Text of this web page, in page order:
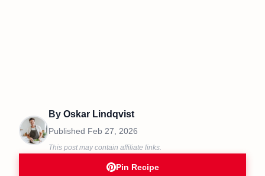
By Oskar Lindqvist
Published Feb 27, 2026
This post may contain affiliate links.
Pin Recipe